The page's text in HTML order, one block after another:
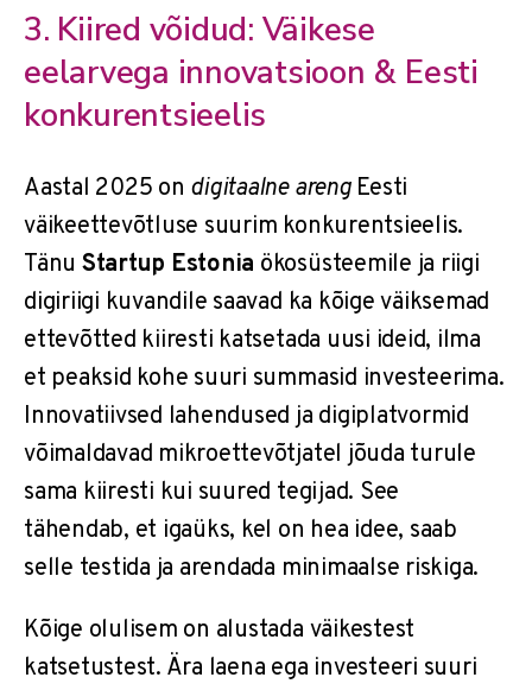
3. Kiired võidud: Väikese
eelarvega innovatsioon & Eesti
konkurentsieelis
Aastal 2025 on digitaalne arengEesti
väikeettevõtluse suurim konkurentsieelis.
Tänu Startup Estonia ökosüsteemile ja riigi
digiriigi kuvandile saavad ka kõige väiksemad
ettevõtted kiiresti katsetada uusi ideid, ilma
et peaksid kohe suuri summasid investeerima.
Innovatiivsed lahendused ja digiplatvormid
võimaldavad mikroettevõtjatel jõuda turule
sama kiiresti kui suured tegijad. See
tähendab, et igaüks, kel on hea idee, saab
selle testida ja arendada minimaalse riskiga.
Kõige olulisem on alustada väikestest
katsetustest. Ära laena ega investeeri suuri